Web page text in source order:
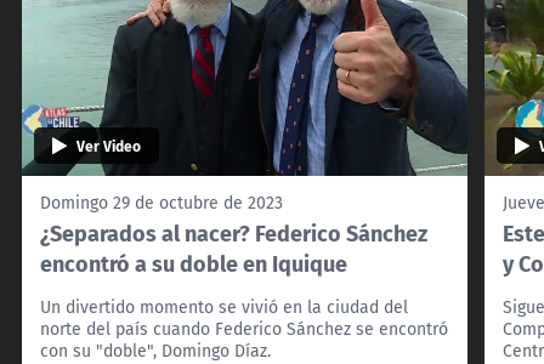
Ver Video
Domingo 29 de octubre de 2023
¿Separados al nacer? Federico Sánchez
encontró a su doble en Iquique
Un divertido momento se vivió en la ciudad del
norte del país cuando Federico Sánchez se encontró
con su "doble", Domingo Díaz.
y